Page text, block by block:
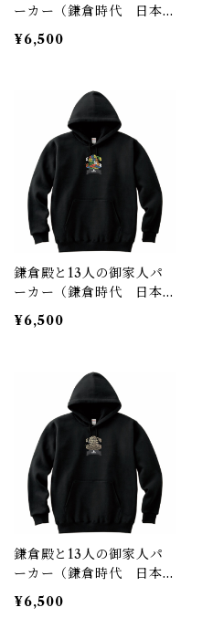
ーカー（鎌倉時代 日本）
３色Ver.
¥6,500
鎌倉殿と13人の御家人パ
ーカー（鎌倉時代 日本）
回転オリジナルver.
¥6,500
鎌倉殿と13人の御家人パ
ーカー（鎌倉時代 日本）
回転金色Ver.
¥6,500